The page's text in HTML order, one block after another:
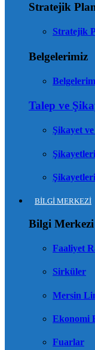
Stratejik
Stratejik
Belgelerimiz
Talep ve
Şikayet
BİLGİ MERKEZİ
Bilgi Merkezi
Faaliyet
Sirküler
Mersin
Ekonomi
Fuarlar